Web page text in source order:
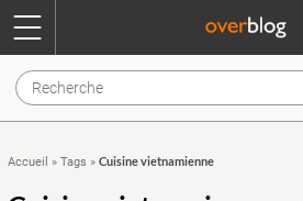
Accueil » Tags » Cuisine vietnamienne